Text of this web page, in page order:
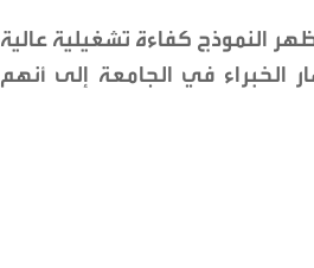
النموذج كفاءة تشغيلية عالية
الخبراء في الجامعة إلى أنهم